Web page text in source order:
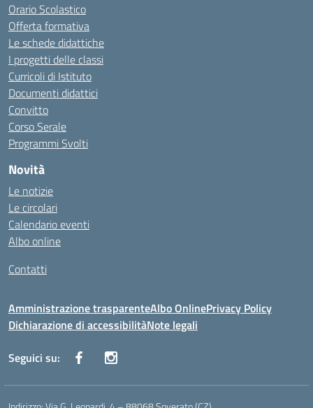
Orario Scolastico
Offerta formativa
Le schede didattiche
I progetti delle classi
Curricoli di Istituto
Documenti didattici
Convitto
Corso Serale
Programmi Svolti
Novità
Le notizie
Le circolari
Calendario eventi
Albo online
Contatti
Amministrazione trasparenteAlbo OnlinePrivacy Policy
Dichiarazione di accessibilitàNote legali
Seguici su: